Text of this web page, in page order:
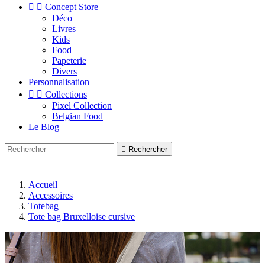
  Concept Store
Déco
Livres
Kids
Food
Papeterie
Divers
Personnalisation
  Collections
Pixel Collection
Belgian Food
Le Blog
 Rechercher
Accueil
Accessoires
Totebag
Tote bag Bruxelloise cursive